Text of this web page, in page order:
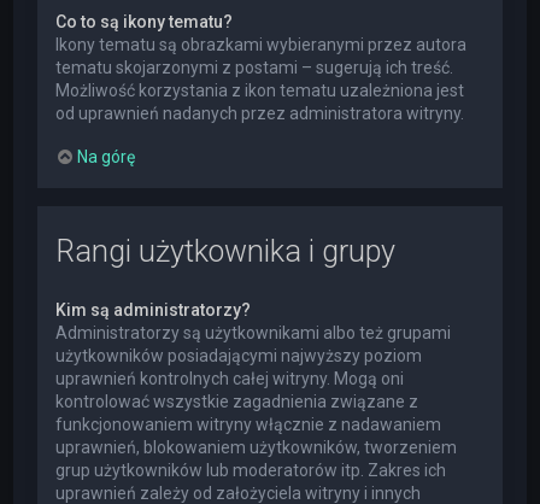
Co to są ikony tematu?
Ikony tematu są obrazkami wybieranymi przez autora
tematu skojarzonymi z postami – sugerują ich treść.
Możliwość korzystania z ikon tematu uzależniona jest
od uprawnień nadanych przez administratora witryny.
Na górę
Rangi użytkownika i grupy
Kim są administratorzy?
Administratorzy są użytkownikami albo też grupami
użytkowników posiadającymi najwyższy poziom
uprawnień kontrolnych całej witryny. Mogą oni
kontrolować wszystkie zagadnienia związane z
funkcjonowaniem witryny włącznie z nadawaniem
uprawnień, blokowaniem użytkowników, tworzeniem
grup użytkowników lub moderatorów itp. Zakres ich
uprawnień zależy od założyciela witryny i innych